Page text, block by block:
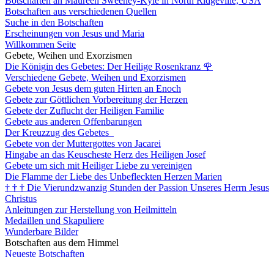
Botschaften aus verschiedenen Quellen
Suche in den Botschaften
Erscheinungen von Jesus und Maria
Willkommen Seite
Gebete, Weihen und Exorzismen
Die Königin des Gebetes: Der Heilige Rosenkranz 🌹
Verschiedene Gebete, Weihen und Exorzismen
Gebete von Jesus dem guten Hirten an Enoch
Gebete zur Göttlichen Vorbereitung der Herzen
Gebete der Zuflucht der Heiligen Familie
Gebete aus anderen Offenbarungen
Der Kreuzzug des Gebetes
Gebete von der Muttergottes von Jacarei
Hingabe an das Keuscheste Herz des Heiligen Josef
Gebete um sich mit Heiliger Liebe zu vereinigen
Die Flamme der Liebe des Unbefleckten Herzen Marien
† † † Die Vierundzwanzig Stunden der Passion Unseres Herrn Jesus
Christus
Anleitungen zur Herstellung von Heilmitteln
Medaillen und Skapuliere
Wunderbare Bilder
Botschaften aus dem Himmel
Neueste Botschaften